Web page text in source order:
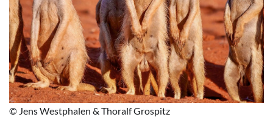
© Jens Westphalen & Thoralf Grospitz